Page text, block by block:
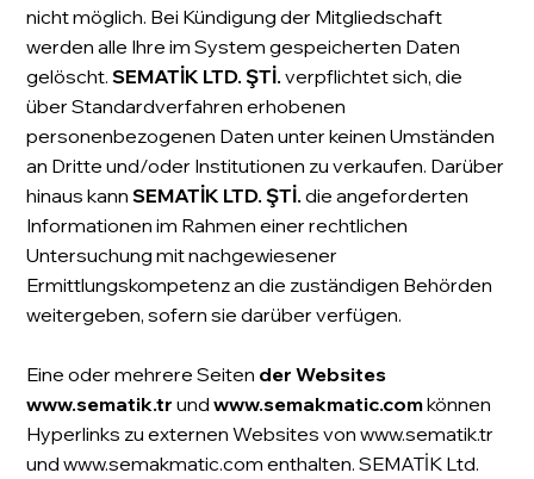
nicht möglich. Bei Kündigung der Mitgliedschaft
werden alle Ihre im System gespeicherten Daten
gelöscht. SEMATİK LTD. ŞTİ. verpflichtet sich, die
über Standardverfahren erhobenen
personenbezogenen Daten unter keinen Umständen
an Dritte und/oder Institutionen zu verkaufen. Darüber
hinaus kann SEMATİK LTD. ŞTİ. die angeforderten
Informationen im Rahmen einer rechtlichen
Untersuchung mit nachgewiesener
Ermittlungskompetenz an die zuständigen Behörden
weitergeben, sofern sie darüber verfügen.
Eine oder mehrere Seiten der Websites
www.sematik.tr und www.semakmatic.comkönnen
Hyperlinks zu externen Websites von www.sematik.tr
und www.semakmatic.com enthalten. SEMATİK Ltd.